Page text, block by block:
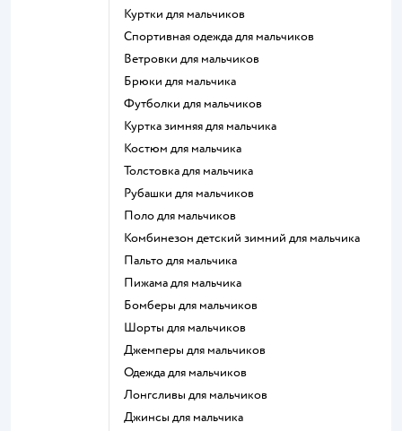
Куртки для мальчиков
Спортивная одежда для мальчиков
Ветровки для мальчиков
Брюки для мальчика
Футболки для мальчиков
Куртка зимняя для мальчика
Костюм для мальчика
Толстовка для мальчика
Рубашки для мальчиков
Поло для мальчиков
Комбинезон детский зимний для мальчика
Пальто для мальчика
Пижама для мальчика
Бомберы для мальчиков
Шорты для мальчиков
Джемперы для мальчиков
Одежда для мальчиков
Лонгсливы для мальчиков
Джинсы для мальчика